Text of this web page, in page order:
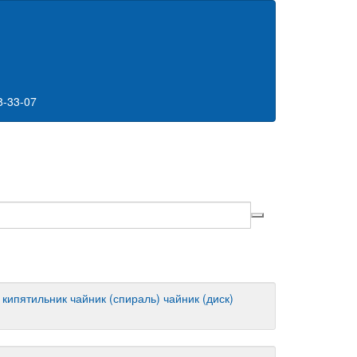
33-07
кипятильник чайник (спираль) чайник (диск)